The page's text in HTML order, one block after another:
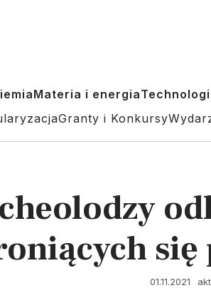
Materia i energia
Granty i Konkursy
01.11.2021